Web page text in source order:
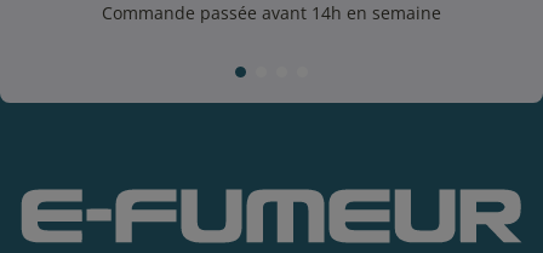
Commande passée avant 14h en semaine